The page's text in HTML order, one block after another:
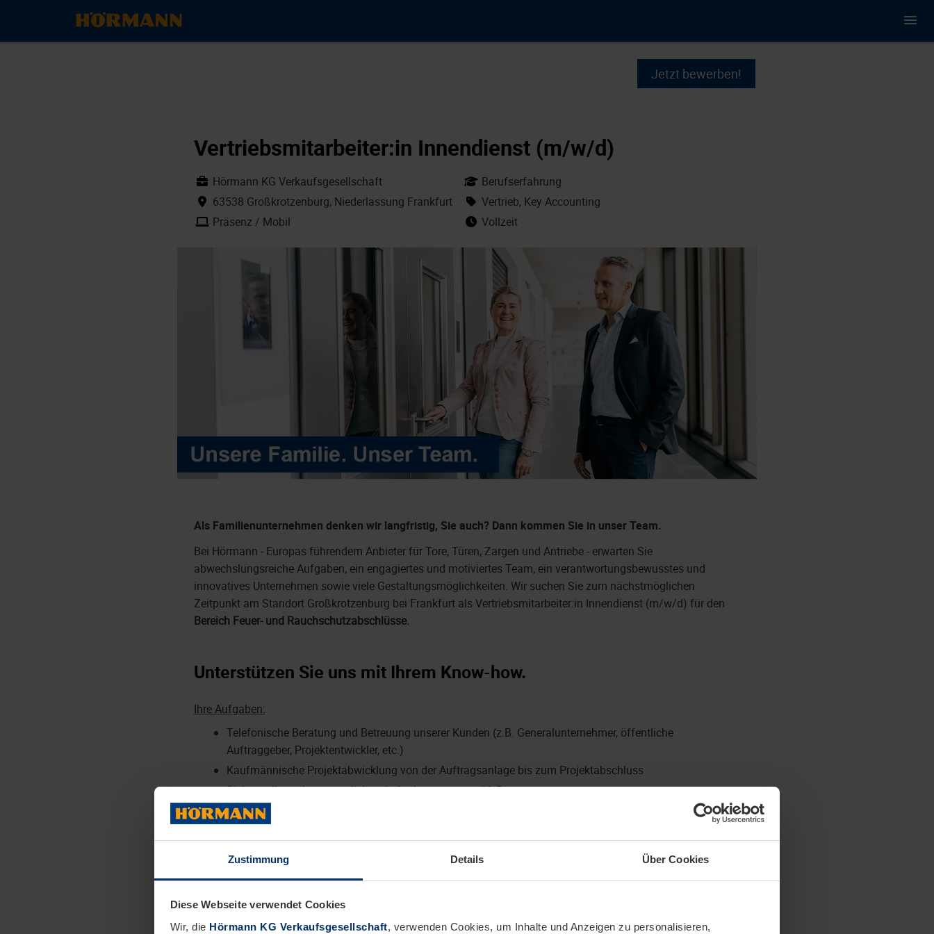
Zustimmung Details Über Cookies
Diese Webseite verwendet Cookies
Wir, die Hörmann KG Verkaufsgesellschaft, verwenden Cookies, um Inhalte und Anzeigen zu personalisieren,
Jetzt bewerben!
Vertriebsmitarbeiter:in Innendienst (m/w/d)
Hörmann KG Verkaufsgesellschaft
63538 Großkrotzenburg, Niederlassung Frankfurt
Präsenz / Mobil
Berufserfahrung
Vertrieb, Key Accounting
Vollzeit
Als Familienunternehmen denken wir langfristig, Sie auch? Dann kommen Sie in unser Team.
Bei Hörmann - Europas führendem Anbieter für Tore, Türen, Zargen und Antriebe - erwarten Sie
abwechslungsreiche Aufgaben, ein engagiertes und motiviertes Team, ein verantwortungsbewusstes und
innovatives Unternehmen sowie viele Gestaltungsmöglichkeiten. Wir suchen Sie zum nächstmöglichen
Zeitpunkt am Standort Großkrotzenburg bei Frankfurt als Vertriebsmitarbeiter:in Innendienst (m/w/d) für den
Bereich Feuer- und Rauchschutzabschlüsse.
Unterstützen Sie uns mit Ihrem Know-how.
Ihre Aufgaben:
Telefonische Beratung und Betreuung unserer Kunden (z.B. Generalunternehmer, öffentliche
Auftraggeber, Projektentwickler, etc.)
Kaufmännische Projektabwicklung von der Auftragsanlage bis zum Projektabschluss
Sicherstellung der vertraglichen Anforderungen gemäß Bauvertragswesen
Erstellung von Abschlags- und Schlussrechnungen sowie laufende Überwachung der Zahlungseingänge
Erstellung von Revisionsunterlagen für die abschließende Projektdokumentation